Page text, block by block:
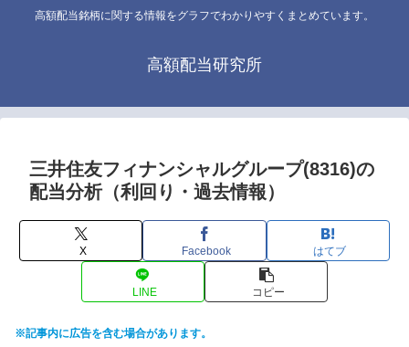
高額配当銘柄に関する情報をグラフでわかりやすくまとめています。
高額配当研究所
三井住友フィナンシャルグループ(8316)の
配当分析（利回り・過去情報）
X Facebook はてブ
LINE コピー
※記事内に広告を含む場合があります。